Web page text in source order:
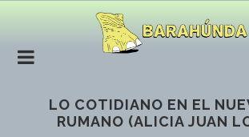
LO COTIDIANO EN EL
RUMANO (ALICIA JUAN